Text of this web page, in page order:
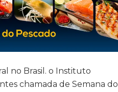
no Brasil. o Instituto
chamada de Semana do